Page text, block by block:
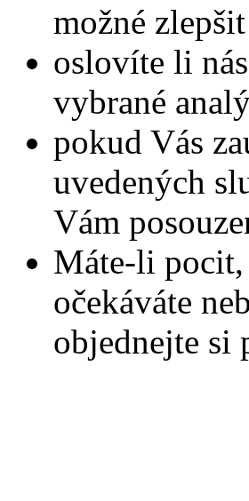
možné
oslovíte li
vybrané
pokud Vás
uvedených
Vám
Máte-li pocit,
očekáváte
objednejte si